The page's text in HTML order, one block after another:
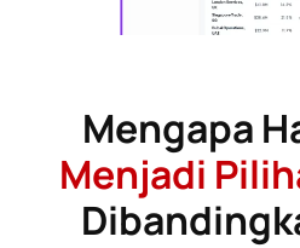
Mengapa
Menjadi